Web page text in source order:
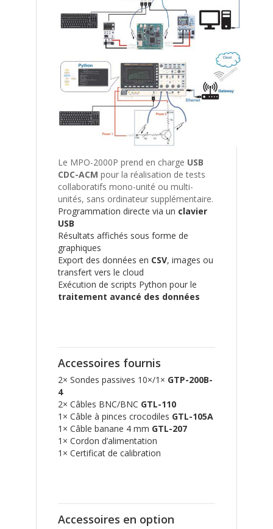
Le MPO-2000P prend en charge USB
CDC-ACM pour la réalisation de tests
collaboratifs mono-unité ou multi-
unités, sans ordinateur supplémentaire.
Programmation directe via un clavier
USB
Résultats affichés sous forme de
graphiques
Export des données en CSV, images ou
transfert vers le cloud
Exécution de scripts Python pour le
traitement avancé des données
Accessoires fournis
2× Sondes passives 10×/1× GTP-200B-
4
2× Câbles BNC/BNC GTL-110
1× Câble à pinces crocodiles GTL-105A
1× Câble banane 4 mm GTL-207
1× Cordon d’alimentation
1× Certificat de calibration
Accessoires en option